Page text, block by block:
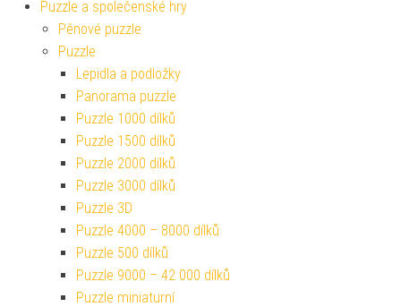
Puzzle a společenské hry
Pěnové puzzle
Puzzle
Lepidla a podložky
Panorama puzzle
Puzzle 1000 dílků
Puzzle 1500 dílků
Puzzle 2000 dílků
Puzzle 3000 dílků
Puzzle 3D
Puzzle 4000 – 8000 dílků
Puzzle 500 dílků
Puzzle 9000 – 42 000 dílků
Puzzle miniaturní